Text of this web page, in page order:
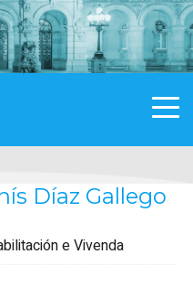
Díaz Gallego
e Vivenda